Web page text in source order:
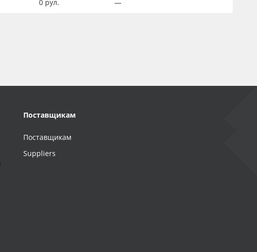
0 рул. —
Поставщикам
Поставщикам
Suppliers